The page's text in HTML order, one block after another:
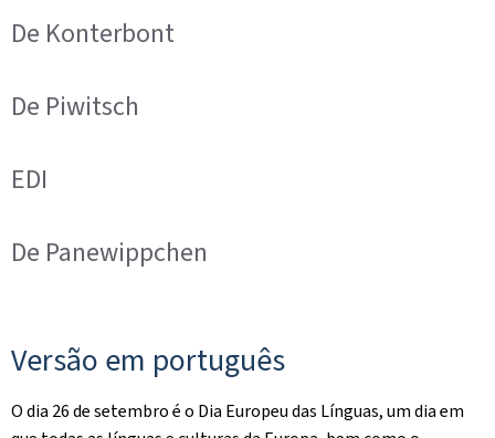
De Konterbont
De Piwitsch
EDI
De Panewippchen
Versão em português
O dia 26 de setembro é o Dia Europeu das Línguas, um dia em